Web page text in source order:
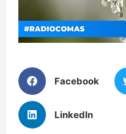
Facebook
LinkedIn